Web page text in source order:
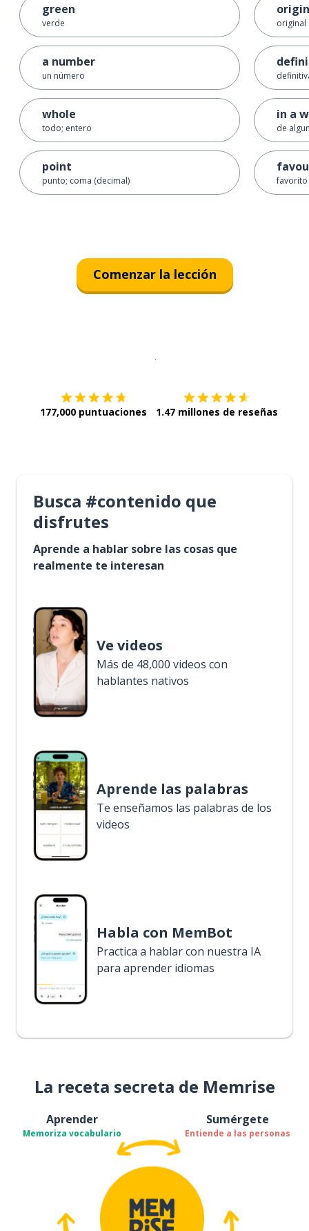
green
verde
a number
un número
whole
todo; entero
point
punto; coma (decimal)
original
in a
de
favorito
Comenzar la lección
177,000 puntuaciones 1.47 millones de reseñas
Busca #contenido que
disfrutes
Aprende a hablar sobre las cosas que
realmente te interesan
Ve videos
Más de 48,000 videos con
hablantes nativos
Aprende las palabras
Te enseñamos las palabras de los
videos
Habla con MemBot
Practica a hablar con nuestra IA
para aprender idiomas
La receta secreta de Memrise
Aprender
Memoriza vocabulario
Sumérgete
Entiende a las personas